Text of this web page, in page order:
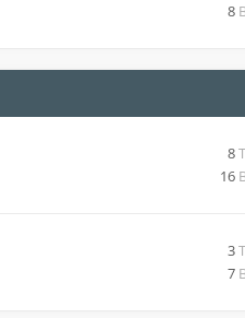
8
8
16
3
7